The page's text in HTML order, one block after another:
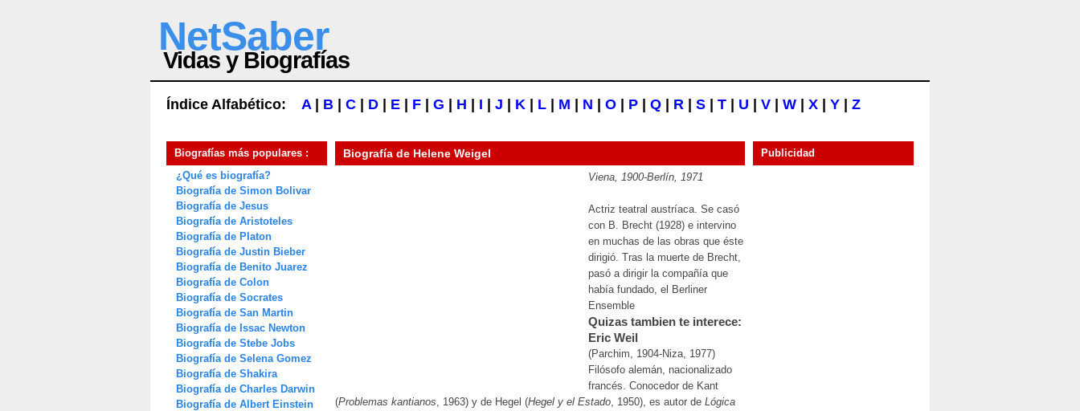
NetSaber
Vidas y Biografías
Índice Alfabético: A| B C D E F G H I J K L M N O P Q R S T U V W X Y Z
Biografías más populares :
¿Qué es biografía?
Biografía de Simon Bolivar
Biografía de Jesus
Biografía de Aristoteles
Biografía de Platon
Biografía de Justin Bieber
Biografía de Benito Juarez
Biografía de Colon
Biografía de Socrates
Biografía de San Martin
Biografía de Issac Newton
Biografía de Stebe Jobs
Biografía de Selena Gomez
Biografía de Shakira
Biografía de Charles Darwin
Biografía de Albert Einstein
Biografía de Helene Weigel
Viena, 1900-Berlín, 1971
Actriz teatral austríaca. Se casó
con B. Brecht (1928) e intervino
en muchas de las obras que éste
dirigió. Tras la muerte de Brecht,
pasó a dirigir la compañía que
había fundado, el Berliner
Ensemble
Quizas tambien te interece:
Eric Weil
(Parchim, 1904-Niza, 1977)
Filósofo alemán, nacionalizado
francés. Conocedor de Kant
(Problemas kantianos, 1963) y de Hegel (Hegel y el Estado, 1950), es autor de Lógica
Publicidad